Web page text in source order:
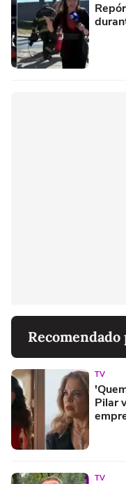
Recomendado
TV
Pilar
TV